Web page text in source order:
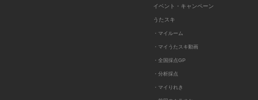
イベント・キャンペーン
うたスキ
・マイルーム
・マイうたスキ動画
・全国採点GP
・分析採点
・マイりれき